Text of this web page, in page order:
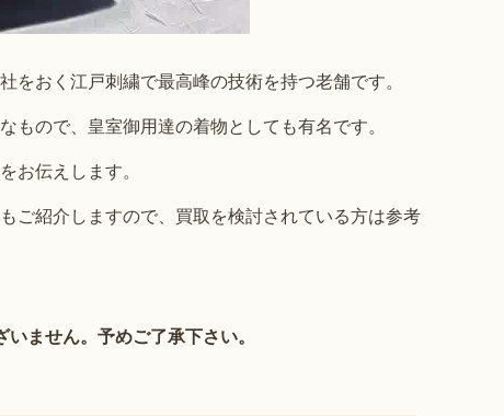
おく江戸刺繍で最高峰の技術を持つ老舗です。
もので、皇室御用達の着物としても有名です。
お伝えします。
ご紹介しますので、買取を検討されている方は参考
ません。予めご了承下さい。